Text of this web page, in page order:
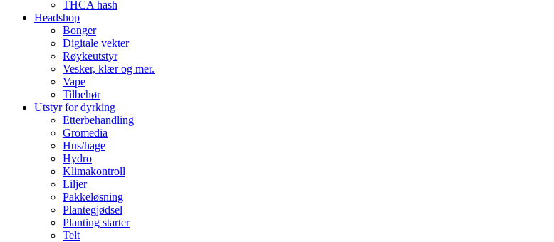
THCA hash
Headshop
Bonger
Digitale vekter
Røykeutstyr
Vesker, klær og mer.
Vape
Tilbehør
Utstyr for dyrking
Etterbehandling
Gromedia
Hus/hage
Hydro
Klimakontroll
Liljer
Pakkeløsning
Plantegjødsel
Planting starter
Telt